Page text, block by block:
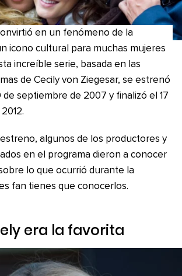
en un fenómeno de la
icono cultural para muchas mujeres
increíble serie, basada en las
de Cecily von Ziegesar, se estrenó
de septiembre de 2007 y finalizó el 17
estreno, algunos de los productores y
en el programa dieron a conocer
lo que ocurrió durante la
fan tienes que conocerlos.
era la favorita